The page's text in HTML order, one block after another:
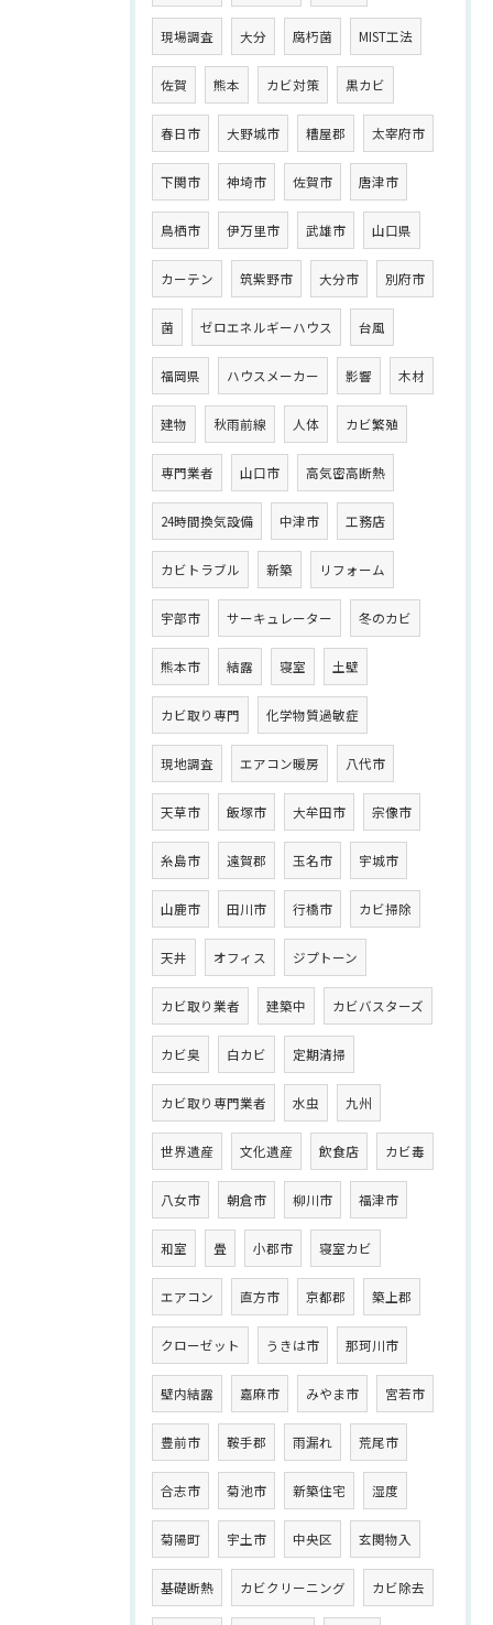
現場調査 大分 腐朽菌 MIST工法
佐賀 熊本 カビ対策 黒カビ
春日市 大野城市 糟屋郡 太宰府市
下関市 神埼市 佐賀市 唐津市
鳥栖市 伊万里市 武雄市 山口県
カーテン 筑紫野市 大分市 別府市
菌 ゼロエネルギーハウス 台風
福岡県 ハウスメーカー 影響 木材
建物 秋雨前線 人体 カビ繁殖
専門業者 山口市 高気密高断熱
24時間換気設備 中津市 工務店
カビトラブル 新築 リフォーム
宇部市 サーキュレーター 冬のカビ
熊本市 結露 寝室 土壁
カビ取り専門 化学物質過敏症
現地調査 エアコン暖房 八代市
天草市 飯塚市 大牟田市 宗像市
糸島市 遠賀郡 玉名市 宇城市
山鹿市 田川市 行橋市 カビ掃除
天井 オフィス ジプトーン
カビ取り業者 建築中 カビバスターズ
カビ臭 白カビ 定期清掃
カビ取り専門業者 水虫 九州
世界遺産 文化遺産 飲食店 カビ毒
八女市 朝倉市 柳川市 福津市
和室 畳 小郡市 寝室カビ
エアコン 直方市 京都郡 築上郡
クローゼット うきは市 那珂川市
壁内結露 嘉麻市 みやま市 宮若市
豊前市 鞍手郡 雨漏れ 荒尾市
合志市 菊池市 新築住宅 湿度
菊陽町 宇土市 中央区 玄関物入
基礎断熱 カビクリーニング カビ除去